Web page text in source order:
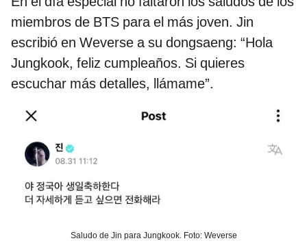
miembros de BTS para el más joven. Jin
escribió en Weverse a su dongsaeng: “Hola
Jungkook, feliz cumpleaños. Si quieres
escuchar más detalles, llámame”.
Saludo de Jin para Jungkook. Foto: Weverse